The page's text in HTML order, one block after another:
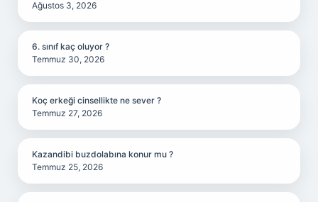
Ağustos 3, 2026
6. sınıf kaç oluyor ?
Temmuz 30, 2026
Koç erkeği cinsellikte ne sever ?
Temmuz 27, 2026
Kazandibi buzdolabına konur mu ?
Temmuz 25, 2026